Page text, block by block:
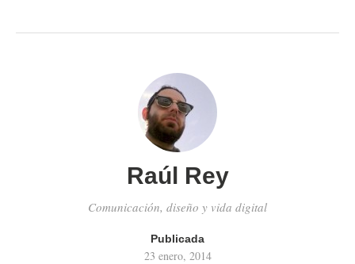
Raúl Rey
Comunicación, diseño y vida digital
Publicada
23 enero, 2014